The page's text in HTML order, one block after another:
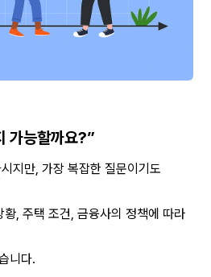
가능할까요?”
지만, 가장 복잡한 질문이기도
, 주택 조건, 금융사의 정책에 따라
니다.